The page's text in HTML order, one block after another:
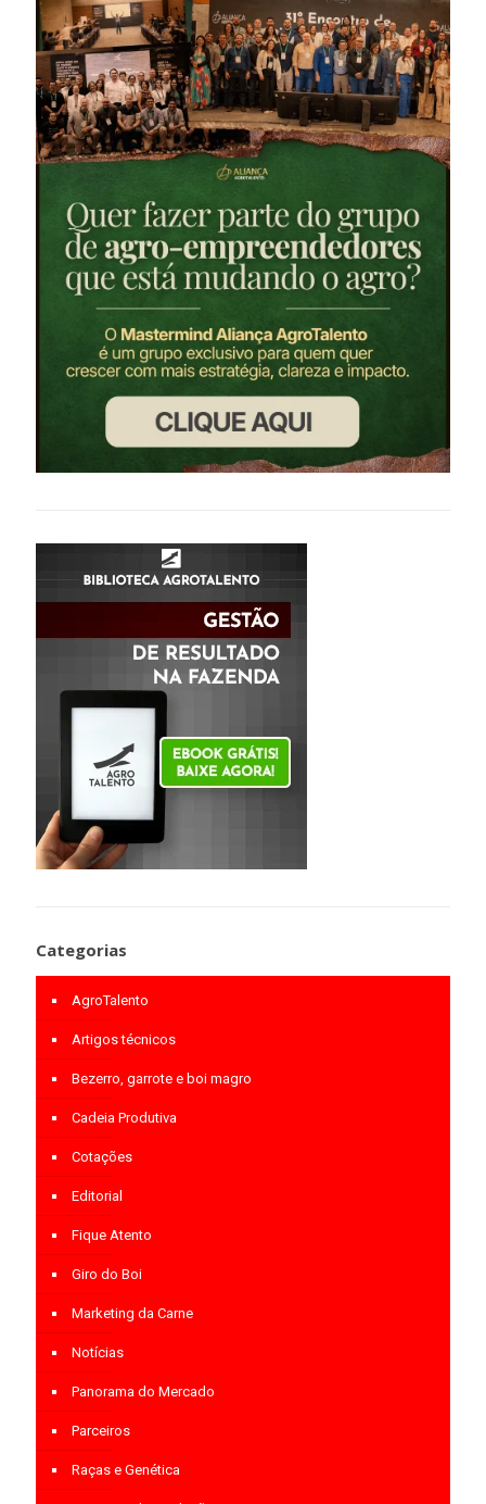
Categorias
AgroTalento
Artigos técnicos
Bezerro, garrote e boi magro
Cadeia Produtiva
Cotações
Editorial
Fique Atento
Giro do Boi
Marketing da Carne
Notícias
Panorama do Mercado
Parceiros
Raças e Genética